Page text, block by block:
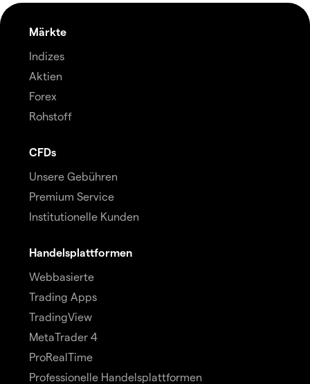
Märkte
Indizes
Aktien
Forex
Rohstoff
CFDs
Unsere Gebühren
Premium Service
Institutionelle Kunden
Handelsplattformen
Webbasierte
Trading Apps
TradingView
MetaTrader 4
ProRealTime
Professionelle Handelsplattformen